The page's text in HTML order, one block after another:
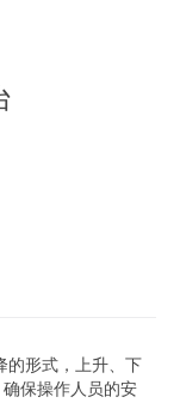
形式，上升、下
保操作人员的安